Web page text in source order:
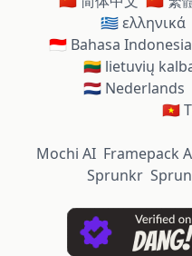
🇬🇷 ελληνικά
🇮🇩 Bahasa Indonesia
🇱🇹 lietuvių
🇳🇱 Nederlands
🇻🇳
Mochi AI Framepack
Sprunkr